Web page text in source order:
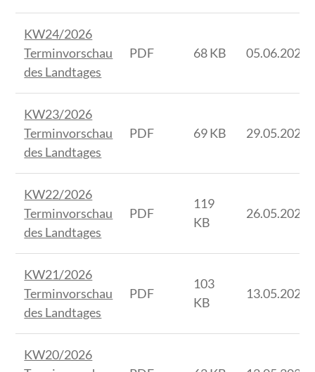
KW24/2026
Terminvorschau
des Landtages
PDF 68 KB 05.06.2026
KW23/2026
Terminvorschau
des Landtages
PDF 69 KB 29.05.2026
KW22/2026
Terminvorschau
des Landtages
PDF
119
KB
26.05.2026
KW21/2026
Terminvorschau
des Landtages
PDF
103
KB
13.05.2026
KW20/2026